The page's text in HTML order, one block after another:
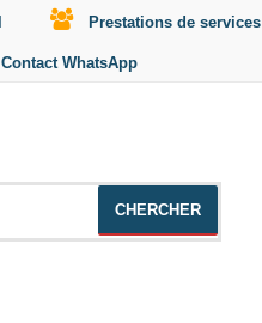
Prestations de services
Contact WhatsApp